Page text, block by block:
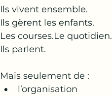
Ils vivent ensemble.
Ils gèrent les enfants.
Les courses.Le quotidien.
Ils parlent.
Mais seulement de :
l’organisation